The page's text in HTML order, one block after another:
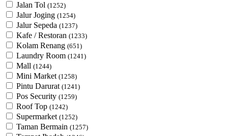
Jalan Tol (1252)
Jalur Joging (1254)
Jalur Sepeda (1237)
Kafe / Restoran (1233)
Kolam Renang (651)
Laundry Room (1241)
Mall (1244)
Mini Market (1258)
Pintu Darurat (1241)
Pos Security (1259)
Roof Top (1242)
Supermarket (1252)
Taman Bermain (1257)